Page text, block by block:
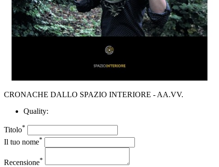
CRONACHE DALLO SPAZIO INTERIORE - AA.VV.
Quality:
Titolo*
Il tuo nome*
Recensione*